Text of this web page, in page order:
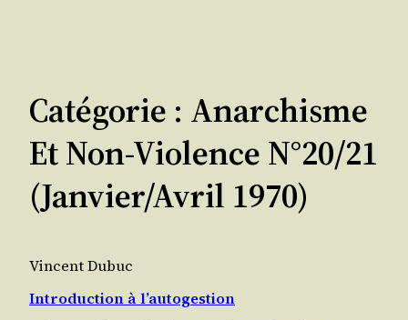
Catégorie : Anarchisme
Et Non-Violence N°20/21
(janvier/avril 1970)
Vincent Dubuc
Introduction à l’autogestion